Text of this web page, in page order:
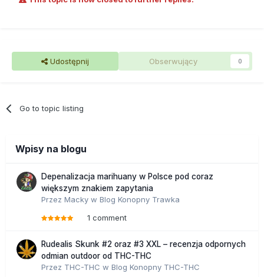
Udostępnij Obserwujący 0
Go to topic listing
Wpisy na blogu
Depenalizacja marihuany w Polsce pod coraz
większym znakiem zapytania
Przez Macky w Blog Konopny Trawka
1 comment
Rudealis Skunk #2 oraz #3 XXL – recenzja odpornych
odmian outdoor od THC-THC
Przez THC-THC w Blog Konopny THC-THC